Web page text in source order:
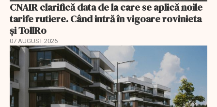
CNAIR clarifică data de la care se aplică noile
tarife rutiere. Când intră în vigoare rovinieta
și TollRo
07 AUGUST 2026